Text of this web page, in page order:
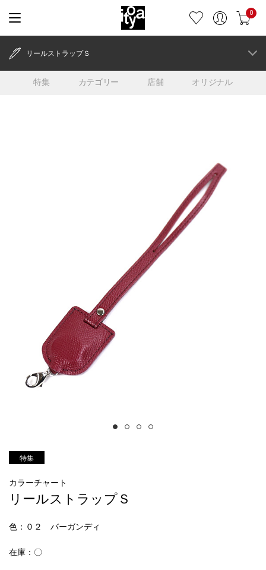
0
特集 カテゴリー 店舗 オリジナル
リールストラップＳ
特集
カラーチャート
リールストラップＳ
色 ：０２ バーガンディ
在庫：〇